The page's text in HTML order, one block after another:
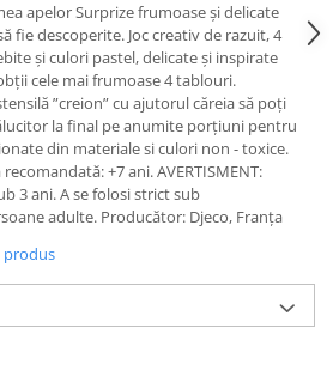
apelor Surprize frumoase și delicate
fie descoperite. Joc creativ de razuit, 4
și culori pastel, delicate și inspirate
cele mai frumoase 4 tablouri.
”creion” cu ajutorul căreia să poți
la final pe anumite porțiuni pentru
din materiale si culori non - toxice.
+7 ani. AVERTISMENT:
3 ani. A se folosi strict sub
adulte. Producător: Djeco, Franța